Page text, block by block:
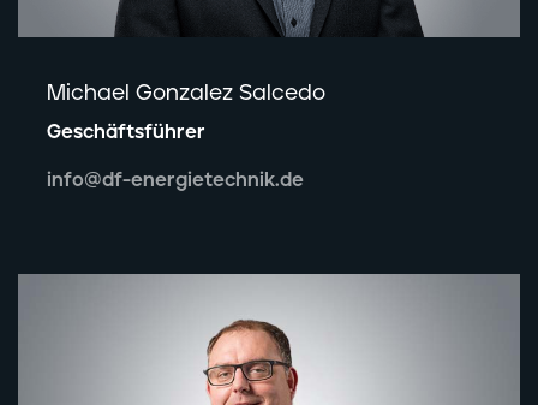
Michael Gonzalez Salcedo
Geschäftsführer
info@df-energietechnik.de